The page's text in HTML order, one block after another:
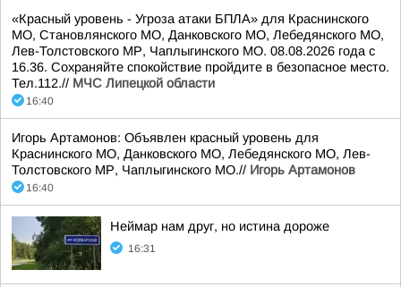
«Красный уровень - Угроза атаки БПЛА» для Краснинского
МО, Становлянского МО, Данковского МО, Лебедянского МО,
Лев-Толстовского МР, Чаплыгинского МО. 08.08.2026 года с
16.36. Сохраняйте спокойствие пройдите в безопасное место.
Тел.112.// МЧС Липецкой области
16:40
Игорь Артамонов: Объявлен красный уровень для
Краснинского МО, Данковского МО, Лебедянского МО, Лев-
Толстовского МР, Чаплыгинского МО.// Игорь Артамонов
16:40
Неймар нам друг, но истина дороже
16:31